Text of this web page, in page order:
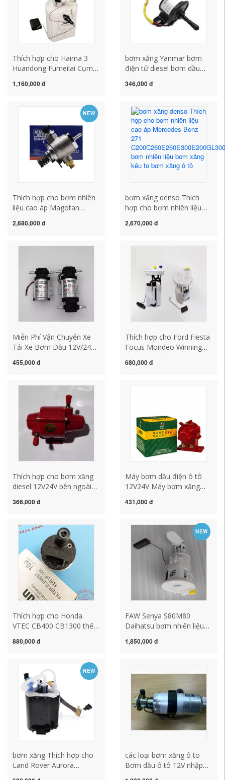
Thích hợp cho Haima 3
Huandong Fumeilai Cụm
Prema thế hệ thứ 2 và thứ
bơm xăng xe ô tô cấu tạo
1,160,000 đ
bơm xăng Yanmar bơm
điện tử diesel bơm dầu
liệu giao dầu tay bơm dầu
bơm xăng cao áp bơm
xăng kêu to
346,000 đ
NEW
Thích hợp cho bơm nhiên
liệu cao áp Magotan
A4LA6LQ5Q3 Ming Rui
cao áp áp suất bơm xăng
2,680,000 đ
bơm xăng denso Thích
hợp cho bơm nhiên liệu
271
bơm nhiên liệu bơm xăng
2,670,000 đ
Miễn Phí Vận Chuyển Xe
Tải Xe Bơm Dầu 12V/24V
Đa Năng Bơm Điện Máy
xăng bơm xăng denso
455,000 đ
Thích hợp cho Ford Fiesta
Focus Mondeo Winning
Bơm xăng Bơm nhiên liệu
680,000 đ
Thích hợp cho bơm xăng
diesel 12V24V bên ngoài
bộ chế hòa khí kiểu cũ
hơi toyota cấu tạo bơm
xăng ô to
366,000 đ
Máy bơm dầu điện ô tô
12V24V Máy bơm xăng
Máy bơm nước Bình nhiên
bơm dầu tự mồi cấu tạo
bơm xăng ô tô cấu tạo
bơm xăng
431,000 đ
Thích hợp cho Honda
VTEC CB400 CB1300 thế
thế hệ thứ năm lõi bơm
khẩu bơm xăng kêu to
880,000 đ
NEW
FAW Senya S80M80
Daihatsu bơm nhiên liệu
bơm xăng lắp ráp máy
nhiên liệu ô tô
1,850,000 đ
NEW
bơm xăng Thích hợp cho
Land Rover Aurora
các loại bơm xăng ô to
Bơm dầu ô tô 12V nhập